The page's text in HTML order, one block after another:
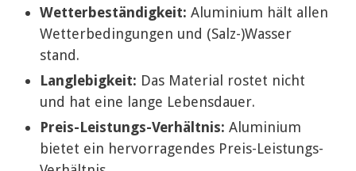
Wetterbeständigkeit: Aluminium hält allen
Wetterbedingungen und (Salz-)Wasser
stand.
Langlebigkeit: Das Material rostet nicht
und hat eine lange Lebensdauer.
Preis-Leistungs-Verhältnis: Aluminium
bietet ein hervorragendes Preis-Leistungs-